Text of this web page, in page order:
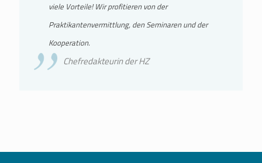
viele Vorteile! Wir profitieren von der
Praktikantenvermittlung, den Seminaren und der
Kooperation.
Chefredakteurin der HZ